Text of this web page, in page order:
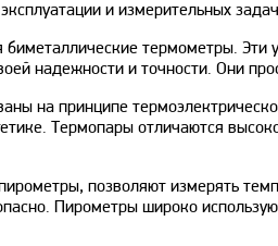
и измерительных
термометры. Эти
надежности и точности. Они
на принципе
Термопары отличаются
позволяют измерять
Пирометры широко